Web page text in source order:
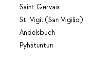
Saint Gervais
St. Vigil (San Vigilio)
Andelsbuch
Pyhätunturi